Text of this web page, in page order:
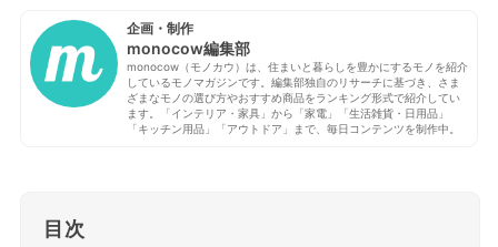
企画・制作
monocow編集部
monocow（モノカウ）は、住まいと暮らしを豊かにするモノを紹介
しているモノマガジンです。編集部独自のリサーチに基づき、さま
ざまなモノの選び方やおすすめ商品をランキング形式で紹介してい
ます。「インテリア・家具」から「家電」「生活雑貨・日用品」
「キッチン用品」「アウトドア」まで、毎日コンテンツを制作中。
目次